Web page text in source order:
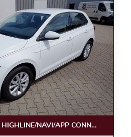
NAVI/APP CONNECT/ALU